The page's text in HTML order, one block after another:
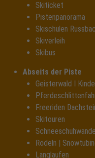
Skiticket
Pistenpanorama
Skischulen
Skiverleih
Skibus
Abseits der Piste
Geisterwald I
Freeriden
Skitouren
Rodeln |
Langlaufen